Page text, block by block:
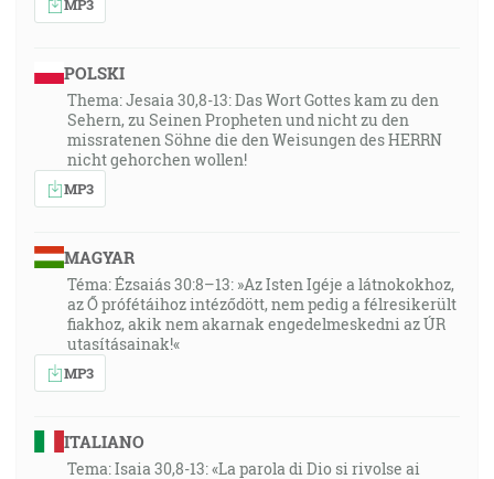
POLSKI
Thema: Jesaia 30,8-13: Das Wort Gottes kam zu den
Sehern, zu Seinen Propheten und nicht zu den
missratenen Söhne die den Weisungen des HERRN
nicht gehorchen wollen!
MP3
MAGYAR
Téma: Ézsaiás 30:8–13: »Az Isten Igéje a látnokokhoz,
az Ő prófétáihoz intéződött, nem pedig a félresikerült
fiakhoz, akik nem akarnak engedelmeskedni az ÚR
utasításainak!«
MP3
ITALIANO
Tema: Isaia 30,8-13: «La parola di Dio si rivolse ai